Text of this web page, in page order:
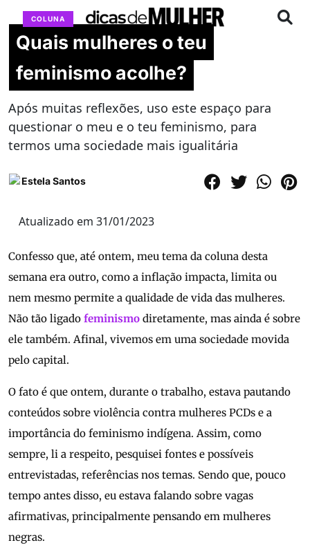
COLUNA
Quais mulheres o teu
feminismo acolhe?
Após muitas reflexões, uso este espaço para
questionar o meu e o teu feminismo, para
termos uma sociedade mais igualitária
Estela Santos
Atualizado em 31/01/2023
Confesso que, até ontem, meu tema da coluna desta
semana era outro, como a inflação impacta, limita ou
nem mesmo permite a qualidade de vida das mulheres.
Não tão ligado feminismo diretamente, mas ainda é sobre
ele também. Afinal, vivemos em uma sociedade movida
pelo capital.
O fato é que ontem, durante o trabalho, estava pautando
conteúdos sobre violência contra mulheres PCDs e a
importância do feminismo indígena. Assim, como
sempre, li a respeito, pesquisei fontes e possíveis
entrevistadas, referências nos temas. Sendo que, pouco
tempo antes disso, eu estava falando sobre vagas
afirmativas, principalmente pensando em mulheres
negras.